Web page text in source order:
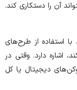
آن را دستکاری کند.
استفاده از طرح‌های
اشاره دارد. وقتی در
دیجیتال یا کل